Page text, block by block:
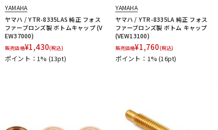
YAMAHA
ヤマハ / YTR-8335LAS 純正 フォス
ファーブロンズ製 ボトムキャップ (V
EW37000)
販売価格¥1,430(税込)
ポイント：1% (13pt)
YAMAHA
ヤマハ / YTR-8335LA 純正 フォス
ファーブロンズ製 ボトム キャップ
(VEW13100)
販売価格¥1,760(税込)
ポイント：1%(16pt)